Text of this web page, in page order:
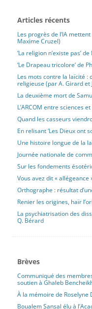
Articles récents
Les progrès de l’IA
Maxime Cruzel)
‘La religion n’existe pas’
‘Le Drapeau tricolore’ de
Les mots contre la laïcité :
religieuse (par A. Girard et
La deuxième mort de
L’ARCOM entre sciences
Quand les casseurs
En relisant ‘Les Dieux ont
Une histoire longue de la
Journée nationale de
Sur les fondements
Vous avez dit « allégeance
Orthographe : résultat
Renier les origines, haïr
La psychiatrisation des
Q. Bérard
Brèves
Communiqué des
soutien à Ghaleb
À la mémoire de Roselyne
Boualem Sansal élu à